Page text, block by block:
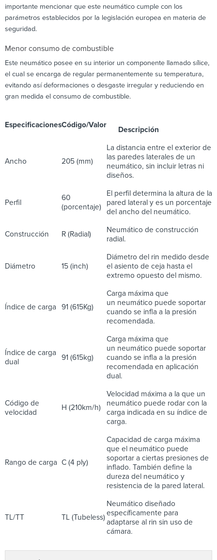
importante mencionar que este neumático cumple con los
parámetros establecidos por la legislación europea en materia de
seguridad.
Menor consumo de combustible
Este neumático posee en su interior un componente llamado sílice,
el cual se encarga de regular permanentemente su temperatura,
evitando así deformaciones o desgaste irregular y reduciendo en
gran medida el consumo de combustible.
EspecificacionesCódigo/Valor
Descripción
Ancho 205 (mm)
La distancia entre el exterior de
las paredes laterales de un
neumático, sin incluir letras ni
diseños.
Perfil
60
(porcentaje)
El perfil determina la altura de la
pared lateral y es un porcentaje
del ancho del neumático.
Construcción R (Radial)
Neumático de construcción
radial.
Diámetro 15 (inch)
Diámetro del rin medido desde
el asiento de ceja hasta el
extremo opuesto del mismo.
Índice de carga 91 (615Kg)
Carga máxima que
un neumático puede soportar
cuando se infla a la presión
recomendada.
Índice de carga
dual
91 (615kg)
Carga máxima que
un neumático puede soportar
cuando se infla a la presión
recomendada en aplicación
dual.
Código de
velocidad
H (210km/h)
Velocidad máxima a la que un
neumático puede rodar con la
carga indicada en su índice de
carga.
Rango de carga C (4 ply)
Capacidad de carga máxima
que el neumático puede
soportar a ciertas presiones de
inflado. También define la
dureza del neumático y
resistencia de la pared lateral.
TL/TT TL (Tubeless)
Neumático diseñado
específicamente para
adaptarse al rin sin uso de
cámara.